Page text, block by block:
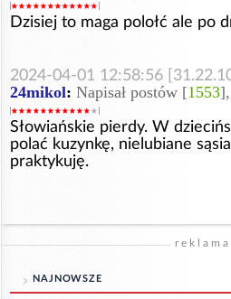
Dzisiej to maga polołć ale po
2024-04-01 12:58:56
24mikol: Napisał postów [1553
Słowiańskie pierdy. W
polać kuzynkę, nielubiane
praktykuję.
reklama
NAJNOWSZE